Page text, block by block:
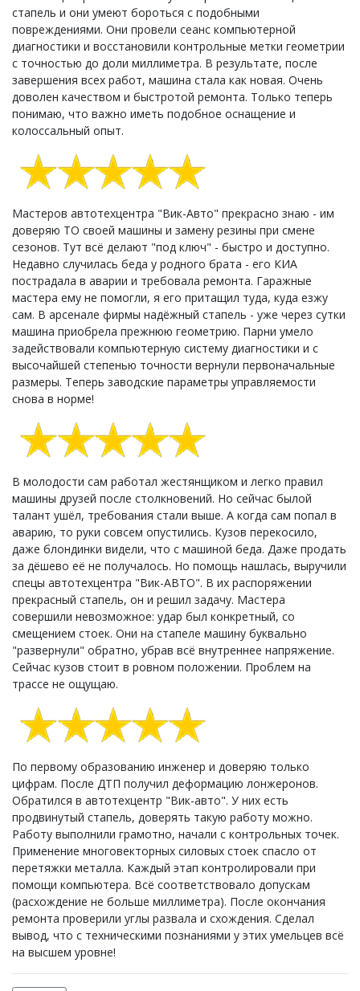
стапель и они умеют бороться с подобными
повреждениями. Они провели сеанс компьютерной
диагностики и восстановили контрольные метки геометрии
с точностью до доли миллиметра. В результате, после
завершения всех работ, машина стала как новая. Очень
доволен качеством и быстротой ремонта. Только теперь
понимаю, что важно иметь подобное оснащение и
колоссальный опыт.
Мастеров автотехцентра "Вик-Авто" прекрасно знаю - им
доверяю ТО своей машины и замену резины при смене
сезонов. Тут всё делают "под ключ" - быстро и доступно.
Недавно случилась беда у родного брата - его КИА
пострадала в аварии и требовала ремонта. Гаражные
мастера ему не помогли, я его притащил туда, куда езжу
сам. В арсенале фирмы надёжный стапель - уже через сутки
машина приобрела прежнюю геометрию. Парни умело
задействовали компьютерную систему диагностики и с
высочайшей степенью точности вернули первоначальные
размеры. Теперь заводские параметры управляемости
снова в норме!
В молодости сам работал жестянщиком и легко правил
машины друзей после столкновений. Но сейчас былой
талант ушёл, требования стали выше. А когда сам попал в
аварию, то руки совсем опустились. Кузов перекосило,
даже блондинки видели, что с машиной беда. Даже продать
за дёшево её не получалось. Но помощь нашлась, выручили
спецы автотехцентра "Вик-АВТО". В их распоряжении
прекрасный стапель, он и решил задачу. Мастера
совершили невозможное: удар был конкретный, со
смещением стоек. Они на стапеле машину буквально
"развернули" обратно, убрав всё внутреннее напряжение.
Сейчас кузов стоит в ровном положении. Проблем на
трассе не ощущаю.
По первому образованию инженер и доверяю только
цифрам. После ДТП получил деформацию лонжеронов.
Обратился в автотехцентр "Вик-авто". У них есть
продвинутый стапель, доверять такую работу можно.
Работу выполнили грамотно, начали с контрольных точек.
Применение многовекторных силовых стоек спасло от
перетяжки металла. Каждый этап контролировали при
помощи компьютера. Всё соответствовало допускам
(расхождение не больше миллиметра). После окончания
ремонта проверили углы развала и схождения. Сделал
вывод, что с техническими познаниями у этих умельцев всё
на высшем уровне!